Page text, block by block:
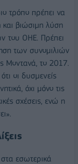
τρόπο πρέπει να
και βιώσιμη λύση
του ΟΗΕ. Πρέπει
των συνομιλιών
Μοντανά, το 2017.
οι δυσμενείς
όχι μόνο τις
σχέσεις, ενώ η
εσωτερικά